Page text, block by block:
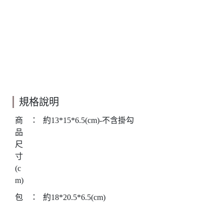
規格說明
商
品
尺
寸
(c
m)
： 約13*15*6.5(cm)-不含掛勾
包
： 約18*20.5*6.5(cm)